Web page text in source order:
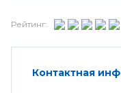
Рейтинг:
Контактная